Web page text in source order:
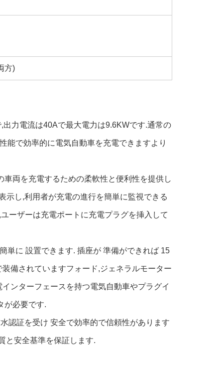
方)
力電流は40Aで最大電力は9.6KWです.通常の
能で効率的に電気自動車を充電できますより
両を充電するための柔軟性と便利性を提供し
示し,利用者が充電の進行を簡単に監視できる
ーザーは充電ポートに充電プラグを挿入して
単に 設置できます. 插座が 準備ができれば 15
備されていますフォード,ジェネラルモーター
ンターフェースを持つ電気自動車やプラグイ
が必要です.
認証を受け 安全で効率的で信頼性があります
と安全基準を保証します.